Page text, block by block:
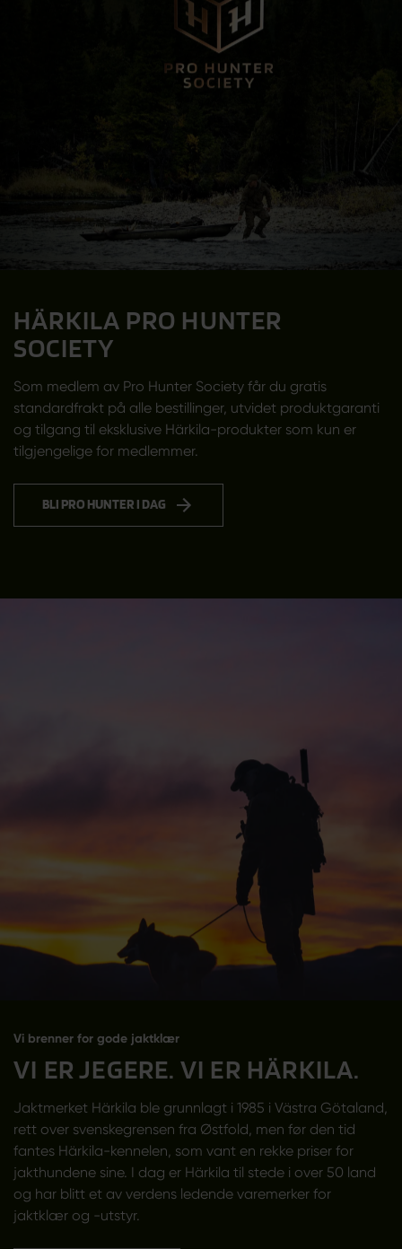
HÄRKILA PRO HUNTER
SOCIETY
Som medlem av Pro Hunter Society får du gratis
standardfrakt på alle bestillinger, utvidet produktgaranti
og tilgang til eksklusive Härkila-produkter som kun er
tilgjengelige for medlemmer.
BLI PRO HUNTER I DAG
Vi brenner for gode jaktklær
VI ER JEGERE. VI ER HÄRKILA.
Jaktmerket Härkila ble grunnlagt i 1985 i Västra Götaland,
rett over svenskegrensen fra Østfold, men før den tid
fantes Härkila-kennelen, som vant en rekke priser for
jakthundene sine. I dag er Härkila til stede i over 50 land
og har blitt et av verdens ledende varemerker for
jaktklær og -utstyr.